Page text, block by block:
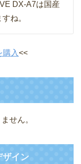
DX-A7は国産
ね。
購入<<
せん。
イン